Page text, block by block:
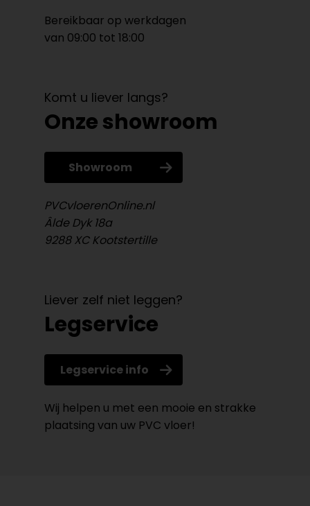
Bereikbaar op werkdagen
van 09:00 tot 18:00
Komt u liever langs?
Onze showroom
Showroom
PVCvloerenOnline.nl
Âlde Dyk 18a
9288 XC Kootstertille
Liever zelf niet leggen?
Legservice
Legservice info
Wij helpen u met een mooie en strakke
plaatsing van uw PVC vloer!